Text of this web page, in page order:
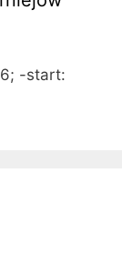
-start: